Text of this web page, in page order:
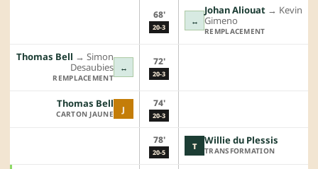
68'
20-3
↔
Johan Aliouat →︎ Kevin
Gimeno
REMPLACEMENT
↔
Thomas Bell →︎ Simon
Desaubies
REMPLACEMENT
72'
20-3
J
Thomas Bell
CARTON JAUNE
74'
20-3
78'
20-5
T Willie du Plessis
TRANSFORMATION